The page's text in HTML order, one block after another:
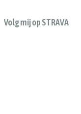
Volg mij op STRAVA